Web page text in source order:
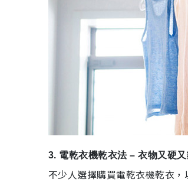
3. 電乾衣機乾衣法 – 衣物又硬
不少人選擇購買電乾衣機乾衣